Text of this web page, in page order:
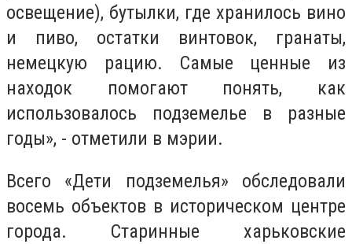
освещение), бутылки, где хранилось вино
и пиво, остатки винтовок, гранаты,
немецкую рацию. Самые ценные из
находок помогают понять, как
использовалось подземелье в разные
годы», - отметили в мэрии.
Всего «Дети подземелья» обследовали
восемь объектов в историческом центре
города. Старинные харьковские